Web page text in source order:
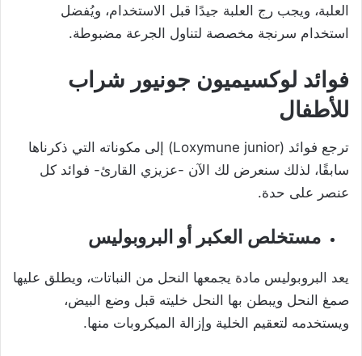
العلبة، ويجب رج العلبة جيدًا قبل الاستخدام، ويُفضل
استخدام سرنجة مخصصة لتناول الجرعة مضبوطة.
فوائد لوكسيميون جونيور شراب
للأطفال
ترجع فوائد (Loxymune junior) إلى مكوناته التي ذكرناها
سابقًا، لذلك سنعرض لك الآن -عزيزي القارئ- فوائد كل
عنصر على حدة.
مستخلص العكبر أو البروبوليس
يعد البروبوليس مادة يجمعها النحل من النباتات، ويطلق عليها
صمغ النحل ويبطن بها النحل خليته قبل وضع البيض،
ويستخدمه لتعقيم الخلية وإزالة الميكروبات منها.